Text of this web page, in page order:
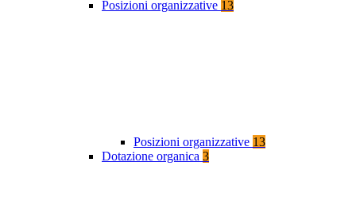
Posizioni organizzative 13
Posizioni organizzative 13
Dotazione organica 3